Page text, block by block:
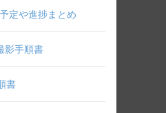
定や進捗まとめ
影手順書
書